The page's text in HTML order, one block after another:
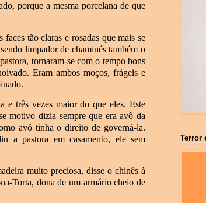
porque a mesma porcelana de que
faces tão claras e rosadas que mais se
limpador de chaminés também o
tornaram-se com o tempo bons
Eram ambos moços, frágeis e
e três vezes maior do que eles. Este
motivo dizia sempre que era avô da
avô tinha o direito de governá-la.
a pastora em casamento, ele sem
muito preciosa, disse o chinês à
Torta, dona de um armário cheio de
Terror